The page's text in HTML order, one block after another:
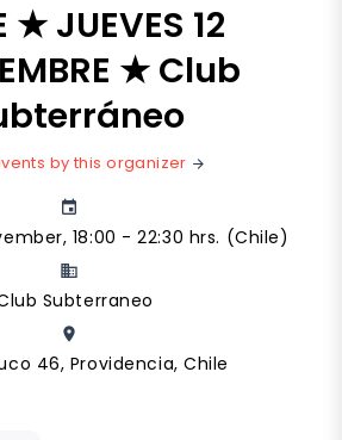
★ JUEVES 12
★ Club
by this organizer arrow_forward
event
18:00 - 22:30 hrs. (Chile)
business
Subterraneo
place
46, Providencia, Chile